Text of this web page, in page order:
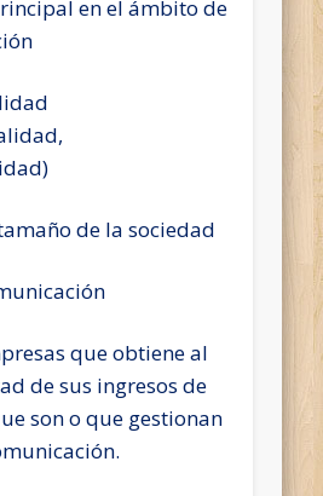
en el ámbito de
de la sociedad
que obtiene al
de sus ingresos de
son o que gestionan